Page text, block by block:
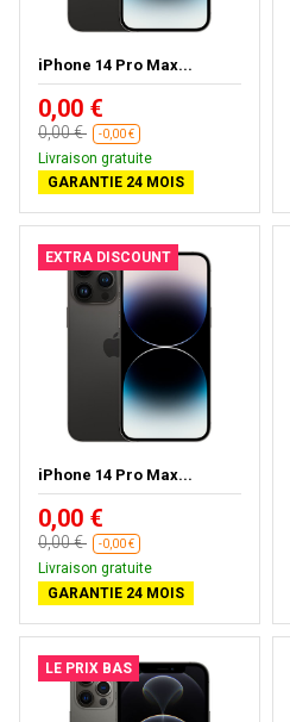
iPhone 14 Pro Max...
0,00 €
0,00 € -0,00 €
Livraison gratuite
GARANTIE 24 MOIS
EXTRA DISCOUNT
iPhone 14 Pro Max...
0,00 €
0,00 € -0,00 €
Livraison gratuite
GARANTIE 24 MOIS
LE PRIX BAS